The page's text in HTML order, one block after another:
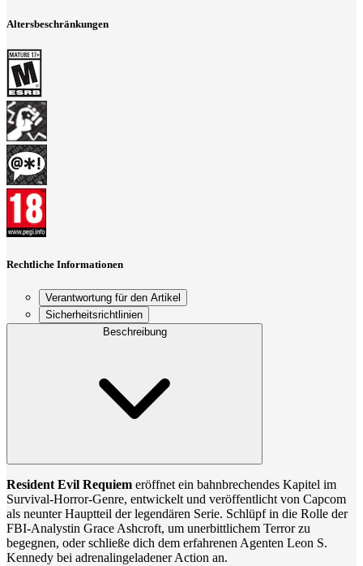
Altersbeschränkungen
Rechtliche Informationen
Verantwortung für den Artikel
Sicherheitsrichtlinien
Beschreibung
Resident Evil Requiem eröffnet ein bahnbrechendes Kapitel im
Survival-Horror-Genre, entwickelt und veröffentlicht von Capcom
als neunter Hauptteil der legendären Serie. Schlüpf in die Rolle der
FBI-Analystin Grace Ashcroft, um unerbittlichem Terror zu
begegnen, oder schließe dich dem erfahrenen Agenten Leon S.
Kennedy bei adrenalingeladener Action an.